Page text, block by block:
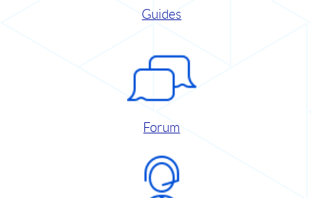
Guides
Forum